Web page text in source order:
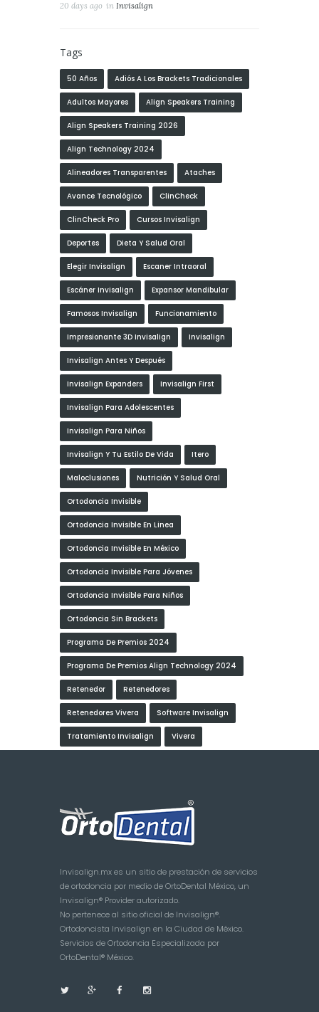
20 days ago in Invisalign
Tags
50 Años Adiós A Los Brackets Tradicionales
Adultos Mayores Align Speakers Training
Align Speakers Training 2026
Align Technology 2024
Alineadores Transparentes Ataches
Avance Tecnológico ClinCheck
ClinCheck Pro Cursos Invisalign
Deportes Dieta Y Salud Oral
Elegir Invisalign Escaner Intraoral
Escáner Invisalign Expansor Mandibular
Famosos Invisalign Funcionamiento
Impresionante 3D Invisalign Invisalign
Invisalign Antes Y Después
Invisalign Expanders Invisalign First
Invisalign Para Adolescentes
Invisalign Para Niños
Invisalign Y Tu Estilo De Vida Itero
Maloclusiones Nutrición Y Salud Oral
Ortodoncia Invisible
Ortodoncia Invisible En Linea
Ortodoncia Invisible En México
Ortodoncia Invisible Para Jóvenes
Ortodoncia Invisible Para Niños
Ortodoncia Sin Brackets
Programa De Premios 2024
Programa De Premios Align Technology 2024
Retenedor Retenedores
Retenedores Vivera Software Invisalign
Tratamiento Invisalign Vivera
Invisalign.mx es un sitio de prestación de servicios
de ortodoncia por medio de OrtoDental México, un
Invisalign® Provider autorizado.
No pertenece al sitio oficial de Invisalign®.
Ortodoncista Invisalign en la Ciudad de México.
Servicios de Ortodoncia Especializada por
OrtoDental® México.